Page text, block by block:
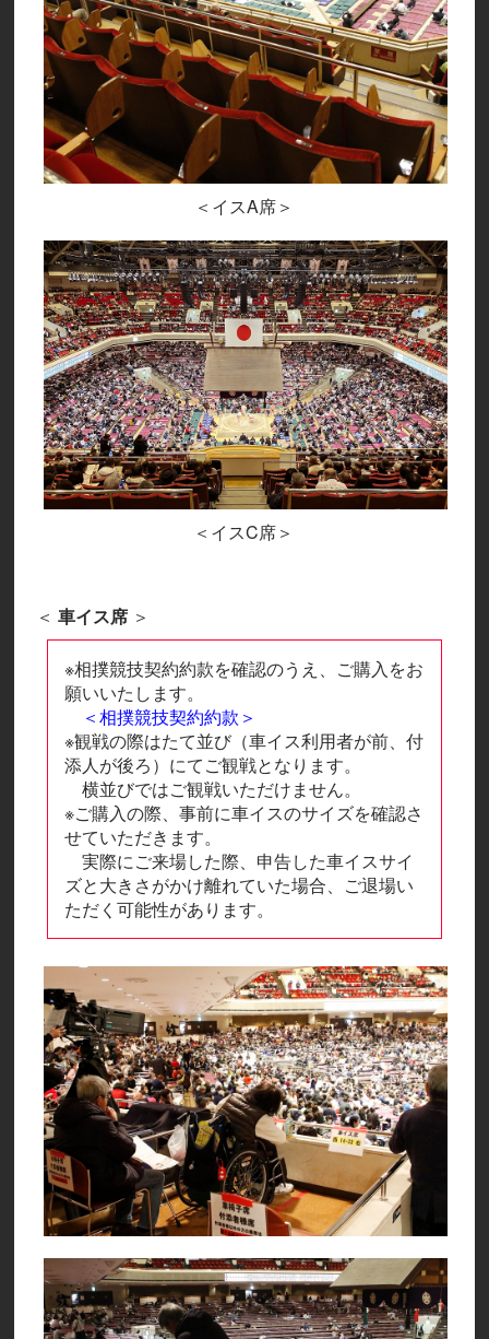
＜イスA席＞
＜イスC席＞
＜車イス席 ＞
※相撲競技契約約款を確認のうえ、ご購入をお
願いいたします。
＜相撲競技契約約款＞
※観戦の際はたて並び（車イス利用者が前、付
添人が後ろ）にてご観戦となります。
横並びではご観戦いただけません。
※ご購入の際、事前に車イスのサイズを確認さ
せていただきます。
実際にご来場した際、申告した車イスサイ
ズと大きさがかけ離れていた場合、ご退場い
ただく可能性があります。